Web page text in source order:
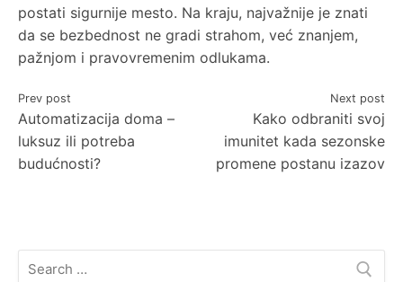
postati sigurnije mesto. Na kraju, najvažnije je znati
da se bezbednost ne gradi strahom, već znanjem,
pažnjom i pravovremenim odlukama.
Post
navigation
Prev post
Automatizacija doma –
luksuz ili potreba
budućnosti?
Next post
Kako odbraniti svoj
imunitet kada sezonske
promene postanu izazov
Search